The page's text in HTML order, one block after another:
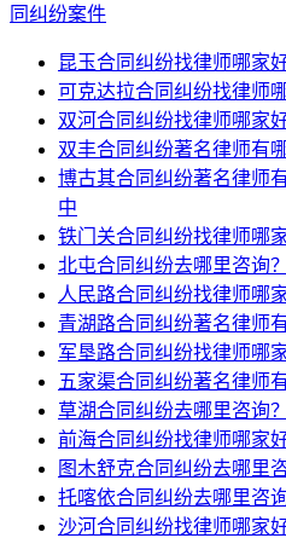
同纠纷案件
昆玉合同纠纷找律师哪家
可克达拉合同纠纷找律师
双河合同纠纷找律师哪家
双丰合同纠纷著名律师有
博古其合同纠纷著名律师
中
铁门关合同纠纷找律师哪
北屯合同纠纷去哪里咨询
人民路合同纠纷找律师哪
青湖路合同纠纷著名律师
军垦路合同纠纷找律师哪
五家渠合同纠纷著名律师
草湖合同纠纷去哪里咨询
前海合同纠纷找律师哪家
图木舒克合同纠纷去哪里
托喀依合同纠纷去哪里咨
沙河合同纠纷找律师哪家